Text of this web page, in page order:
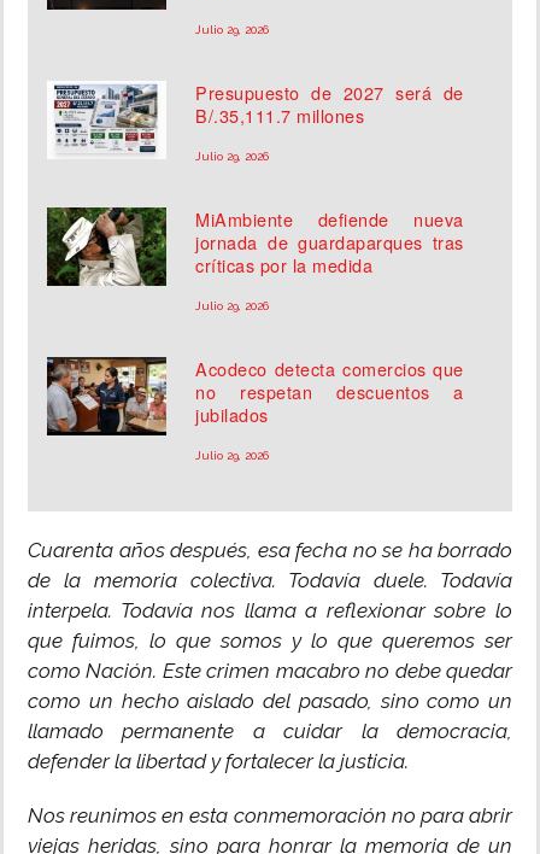
Julio 29, 2026
Presupuesto de 2027 será de
B/.35,111.7 millones
Julio 29, 2026
MiAmbiente defiende nueva
jornada de guardaparques tras
críticas por la medida
Julio 29, 2026
Acodeco detecta comercios que
no respetan descuentos a
jubilados
Julio 29, 2026
Cuarenta años después, esa fecha no se ha borrado
de la memoria colectiva. Todavía duele. Todavía
interpela. Todavía nos llama a reflexionar sobre lo
que fuimos, lo que somos y lo que queremos ser
como Nación. Este crimen macabro no debe quedar
como un hecho aislado del pasado, sino como un
llamado permanente a cuidar la democracia,
defender la libertad y fortalecer la justicia.
Nos reunimos en esta conmemoración no para abrir
viejas heridas, sino para honrar la memoria de un